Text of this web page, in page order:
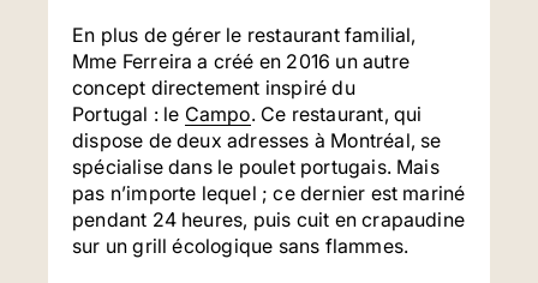
En plus de gérer le restaurant familial,
Mme Ferreira a créé en 2016 un autre
concept directement inspiré du
Portugal : le Campo. Ce restaurant, qui
dispose de deux adresses à Montréal, se
spécialise dans le poulet portugais. Mais
pas n’importe lequel ; ce dernier est mariné
pendant 24 heures, puis cuit en crapaudine
sur un grill écologique sans flammes.